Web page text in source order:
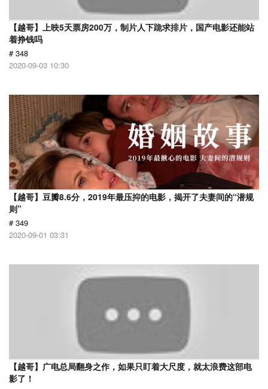
【越哥】上映5天票房200万，制片人下跪求排片，国产电影还能站
着挣钱吗
# 348
2020-09-03 10:30
【越哥】豆瓣8.6分，2019年最压抑的电影，揭开了夫妻间的“潜规
则”
# 349
2020-09-01 03:31
【越哥】广电总局翻身之作，如果只盯着大尺度，就太浪费这部电
影了！